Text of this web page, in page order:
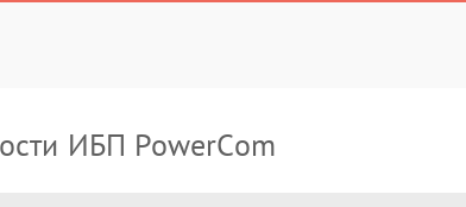
ИБП PowerCom